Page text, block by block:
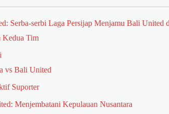
Serba-serbi Laga Persijap Menjamu Bali United
Kedua Tim
vs Bali United
Suporter
Menjembatani Kepulauan Nusantara